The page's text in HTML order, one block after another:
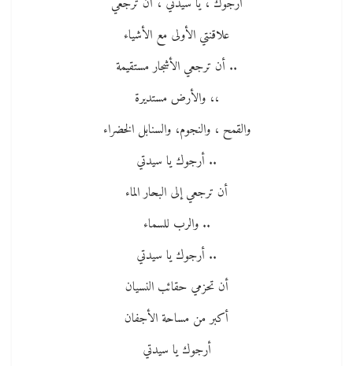
علاقنتي الأولى مع الأشياء
.. أن ترجعي الأشجار مستقيمة
،، والأرض مستديرة
والقمح ، والنجوم، والسنابل الخضراء
.. أرجوك يا سيدتي
أن ترجعي إلى البحار الماء
.. والرب للسماء
.. أرجوك يا سيدتي
أن تحزمي حقائب النسيان
أكبر من مساحة الأجفان
أرجوك يا سيدتي